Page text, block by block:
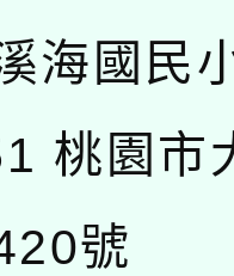
海國民
桃園市
號